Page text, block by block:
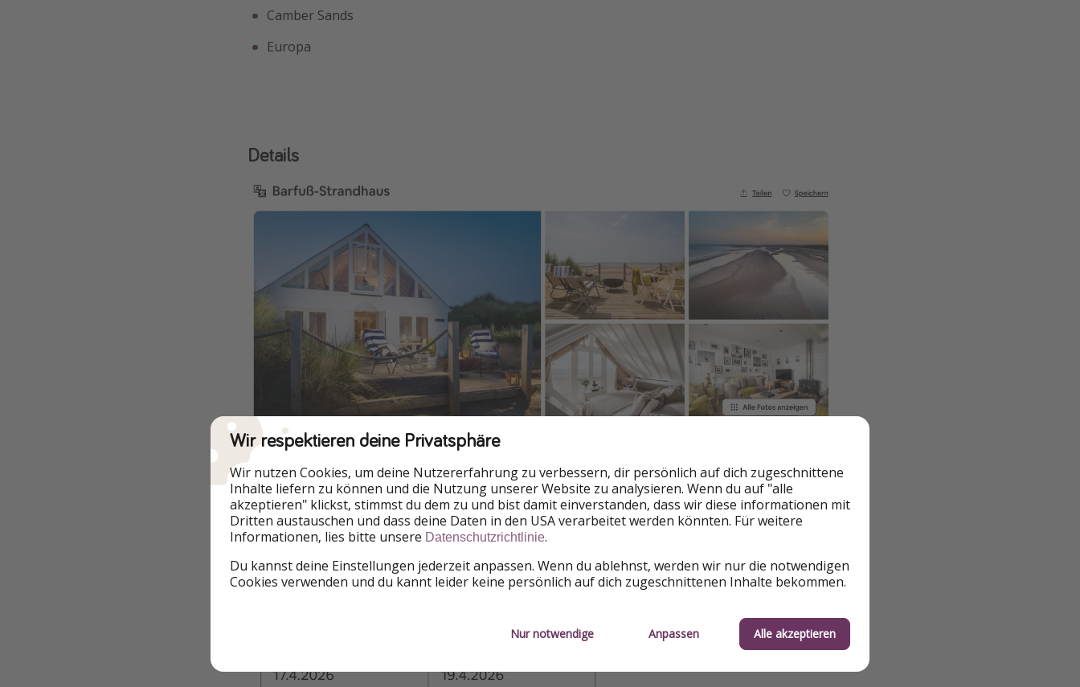
Camber Sands
Europa
Details
Wir respektieren deine Privatsphäre
Wir nutzen Cookies, um deine Nutzererfahrung zu verbessern, dir persönlich auf dich zugeschnittene
Inhalte liefern zu können und die Nutzung unserer Website zu analysieren. Wenn du auf "alle
akzeptieren" klickst, stimmst du dem zu und bist damit einverstanden, dass wir diese informationen mit
Dritten austauschen und dass deine Daten in den USA verarbeitet werden könnten. Für weitere
Informationen, lies bitte unsere Datenschutzrichtlinie.
Du kannst deine Einstellungen jederzeit anpassen. Wenn du ablehnst, werden wir nur die notwendigen
Cookies verwenden und du kannt leider keine persönlich auf dich zugeschnittenen Inhalte bekommen.
Nur notwendige Anpassen Alle akzeptieren